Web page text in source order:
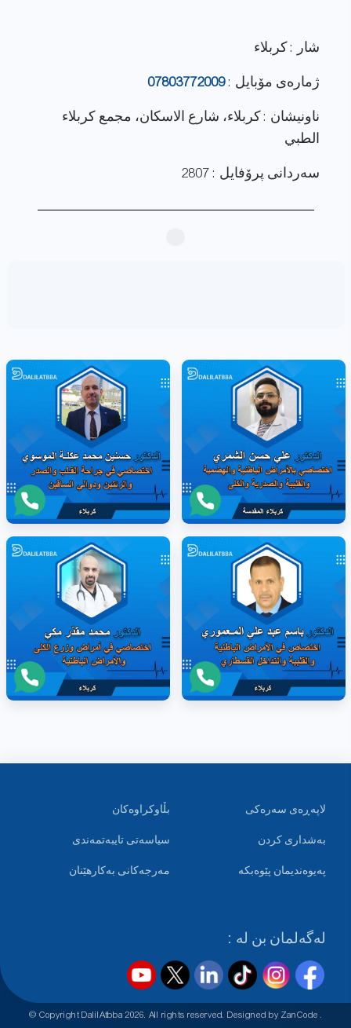
شار : كربلاء
ژماره‌ی مۆبایل :07803772009
ناونيشان : كربلاء، شارع الاسكان، مجمع كربلاء
الطبي
سەردانی پرۆفایل : 2807
لاپەڕەی سەرەکی
بەشداری کردن
پەیوەندیمان پێوەبکە
بڵاوکراوەکان
سیاسەتی تایبەتمەندی
مەرجەکانی بەکارهێنان
لەگەلمان بن لە :
© Copyright DalilAtbba2026. All rights reserved. Designed by ZanCode .